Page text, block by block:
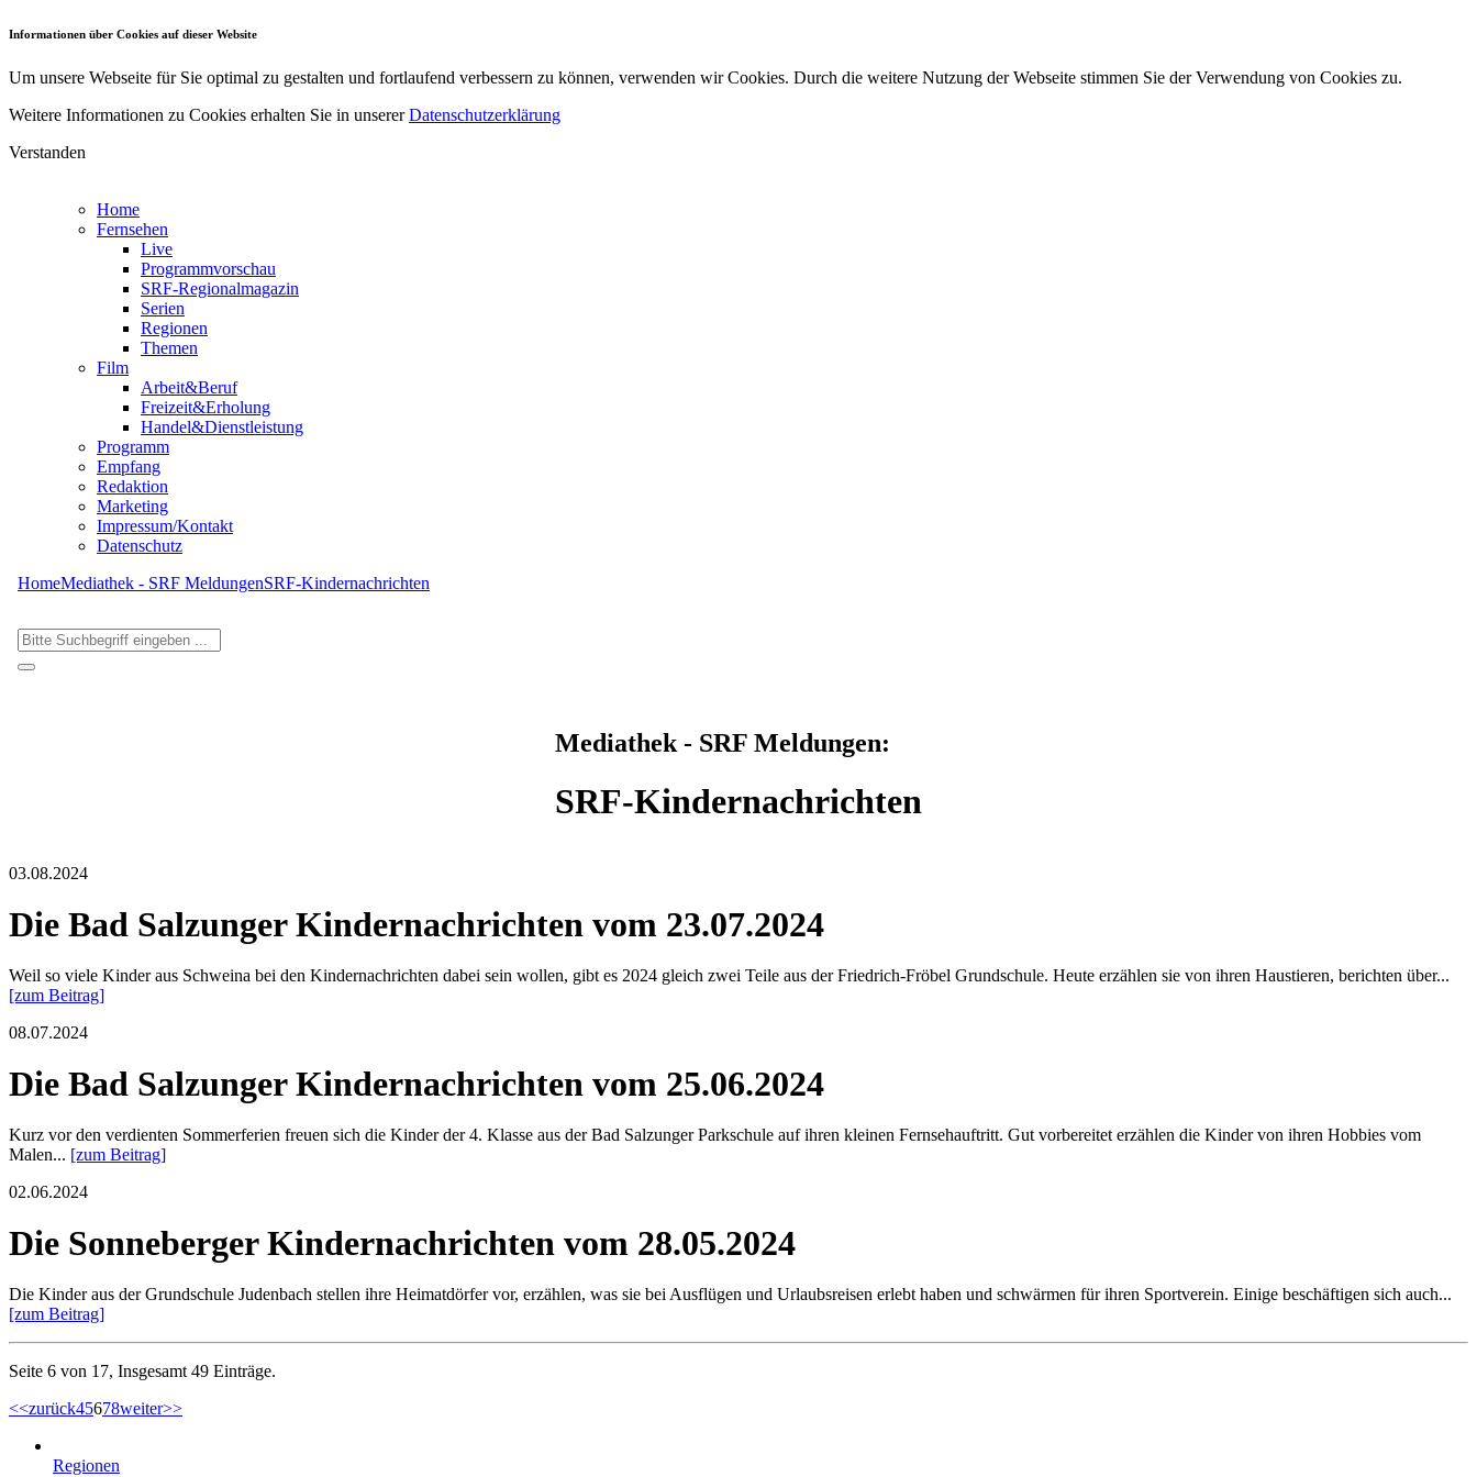
Informationen über Cookies auf dieser Website
Um unsere Webseite für Sie optimal zu gestalten und fortlaufend verbessern zu können, verwenden wir Cookies. Durch die weitere Nutzung der Webseite stimmen Sie der Verwendung von Cookies zu.
Weitere Informationen zu Cookies erhalten Sie in unsererDatenschutzerklärung
Verstanden
Home
Fernsehen
Live
Programmvorschau
SRF-Regionalmagazin
Serien
Regionen
Themen
Film
Arbeit&Beruf
Freizeit&Erholung
Handel&Dienstleistung
Programm
Empfang
Redaktion
Marketing
Impressum/Kontakt
Datenschutz
HomeMediathek - SRF MeldungenSRF-Kindernachrichten
Mediathek - SRF Meldungen:
SRF-Kindernachrichten
03.08.2024
Die Bad Salzunger Kindernachrichten vom 23.07.2024
Weil so viele Kinder aus Schweina bei den Kindernachrichten dabei sein wollen, gibt es 2024 gleich zwei Teile aus der Friedrich-Fröbel Grundschule. Heute erzählen sie von ihren Haustieren, berichten über...
[zum Beitrag]
08.07.2024
Die Bad Salzunger Kindernachrichten vom 25.06.2024
Kurz vor den verdienten Sommerferien freuen sich die Kinder der 4. Klasse aus der Bad Salzunger Parkschule auf ihren kleinen Fernsehauftritt. Gut vorbereitet erzählen die Kinder von ihren Hobbies vom
Malen... [zum Beitrag]
02.06.2024
Die Sonneberger Kindernachrichten vom 28.05.2024
Die Kinder aus der Grundschule Judenbach stellen ihre Heimatdörfer vor, erzählen, was sie bei Ausflügen und Urlaubsreisen erlebt haben und schwärmen für ihren Sportverein. Einige beschäftigen sich auch...
[zum Beitrag]
Seite 6 von 17, Insgesamt 49 Einträge.
<<zurück45678weiter>>
Regionen